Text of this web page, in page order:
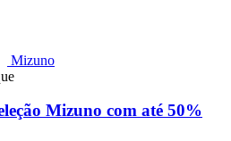
Mizuno
Mizuno com até 50%